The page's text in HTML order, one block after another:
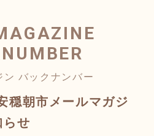
ン バックナンバー
穏朝市メールマガジ
らせ